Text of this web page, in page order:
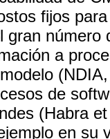
fijos
gran número
a
de
(Habra
en su